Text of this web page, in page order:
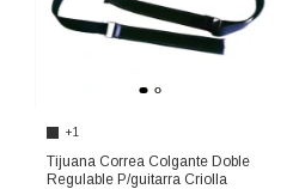
+1
Tijuana Correa Colgante Doble
Regulable P/guitarra Criolla